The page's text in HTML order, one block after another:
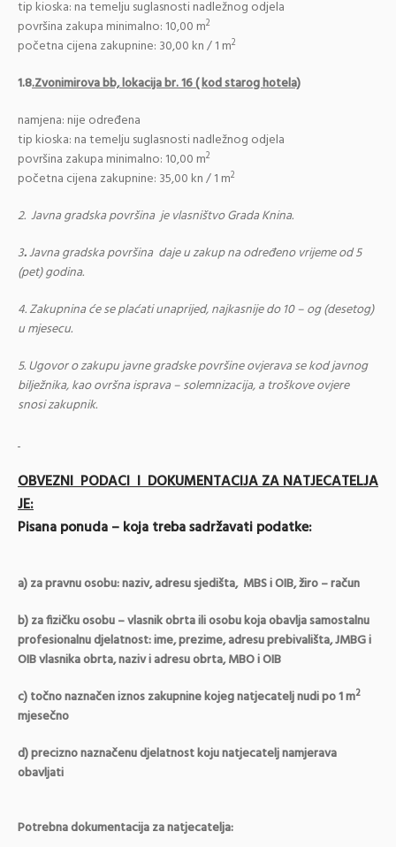
tip kioska: na temelju suglasnosti nadležnog odjela
površina zakupa minimalno: 10,00 m2
početna cijena zakupnine: 30,00 kn / 1 m2
1.8.Zvonimirova bb, lokacija br. 16 ( kod starog hotela)
namjena: nije određena
tip kioska: na temelju suglasnosti nadležnog odjela
površina zakupa minimalno: 10,00 m2
početna cijena zakupnine: 35,00 kn / 1 m2
2. Javna gradska površina je vlasništvo Grada Knina.
3.Javna gradska površina daje u zakup na određeno vrijeme od 5
(pet) godina.
4.Zakupnina će se plaćati unaprijed, najkasnije do 10 – og (desetog)
u mjesecu.
5.Ugovor o zakupu javne gradske površine ovjerava se kod javnog
bilježnika, kao ovršna isprava – solemnizacija, a troškove ovjere
snosi zakupnik.
OBVEZNI PODACI I DOKUMENTACIJA ZA NATJECATELJA
JE:
Pisana ponuda – koja treba sadržavati podatke:
a) za pravnu osobu: naziv, adresu sjedišta, MBS i OIB, žiro – račun
b) za fizičku osobu – vlasnik obrta ili osobu koja obavlja samostalnu
profesionalnu djelatnost: ime, prezime, adresu prebivališta, JMBG i
OIB vlasnika obrta, naziv i adresu obrta, MBO i OIB
c) točno naznačen iznos zakupnine kojeg natjecatelj nudi po 1 m2
mjesečno
d) precizno naznačenu djelatnost koju natjecatelj namjerava
obavljati
Potrebna dokumentacija za natjecatelja: